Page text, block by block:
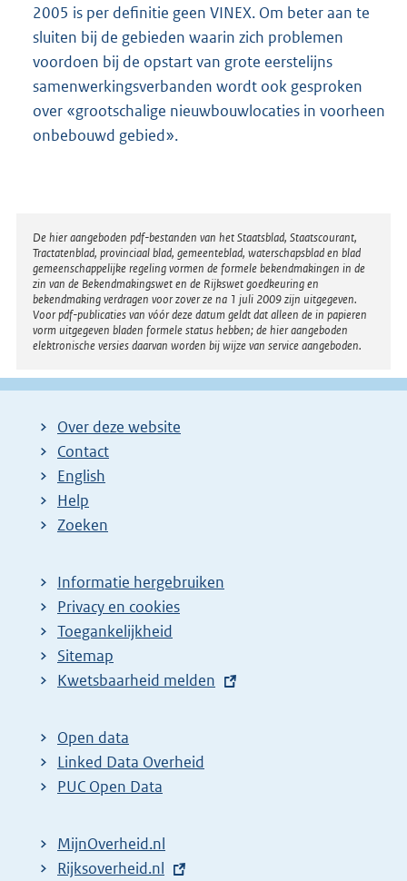
2005 is per definitie geen VINEX. Om beter aan te
sluiten bij de gebieden waarin zich problemen
voordoen bij de opstart van grote eerstelijns
samenwerkingsverbanden wordt ook gesproken
over «grootschalige nieuwbouwlocaties in voorheen
onbebouwd gebied».
Disclaimer
De hier aangeboden pdf-bestanden van het Staatsblad, Staatscourant,
Tractatenblad, provinciaal blad, gemeenteblad, waterschapsblad en blad
gemeenschappelijke regeling vormen de formele bekendmakingen in de
zin van de Bekendmakingswet en de Rijkswet goedkeuring en
bekendmaking verdragen voor zover ze na 1 juli 2009 zijn uitgegeven.
Voor pdf-publicaties van vóór deze datum geldt dat alleen de in papieren
vorm uitgegeven bladen formele status hebben; de hier aangeboden
elektronische versies daarvan worden bij wijze van service aangeboden.
Over deze website
Contact
English
Help
Zoeken
Informatie hergebruiken
Privacy en cookies
Toegankelijkheid
Sitemap
E
t
e
r
l
i
Kwetsbaarheid melden
Open data
Linked Data Overheid
PUC Open Data
MijnOverheid.nl
E
Rijksoverheid.nl